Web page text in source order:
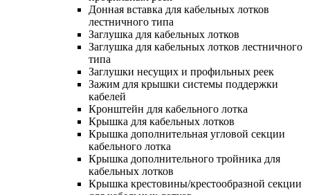
Донная вставка для кабельных лотков
лестничного типа
Заглушка для кабельных лотков
Заглушка для кабельных лотков лестничного
типа
Заглушки несущих и профильных реек
Зажим для крышки системы поддержки
кабелей
Кронштейн для кабельного лотка
Крышка для кабельных лотков
Крышка дополнительная угловой секции
кабельного лотка
Крышка дополнительного тройника для
кабельных лотков
Крышка крестовины/крестообразной секции